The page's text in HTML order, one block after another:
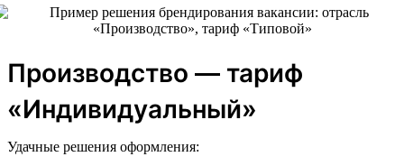
Производство — тариф
«Индивидуальный»
Удачные решения оформления: